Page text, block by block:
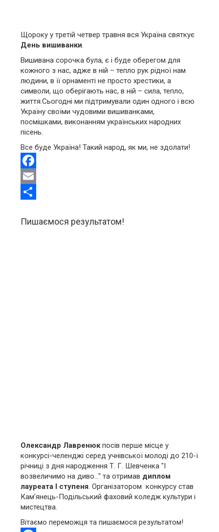
Щороку у третій четвер травня вся Україна святкує
День вишиванки.
Вишивана сорочка була, є і буде оберегом для
кожного з нас, адже в ній – тепло рук рідної нам
людини, в її орнаменті не просто хрестики, а
символи, що оберігають нас, в ній – сила, тепло,
життя.Сьогодні ми підтримували один одного і всю
Україну своїми чудовими вишиванками,
посмішками, виконанням українських народних
пісень.
Все буде Україна! Такий народ, як ми, не здолати!
Facebook
Email
Пишаємося результатом!
Олександр Лавренюкпосів перше місце у
конкурсі-челенджі серед учнівської молоді до 210-ї
річниці з дня народження Т. Г. Шевченка "І
возвеличимо на диво..." та отримав диплом
лауреата I ступеня. Організатором конкурсу став
Кам'янець-Подільський фаховий коледж культури і
мистецтва.
Вітаємо переможця та пишаємося результатом!